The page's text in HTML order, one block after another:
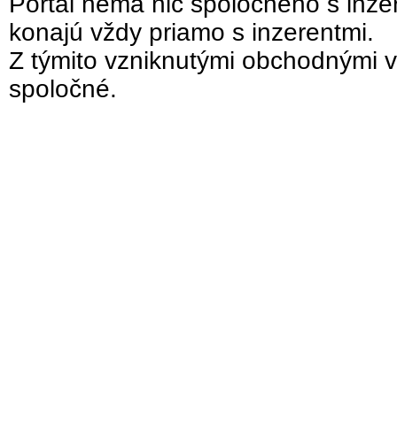
konajú vždy priamo s inzerentmi.
Z týmito vzniknutými obchodnými
spoločné.